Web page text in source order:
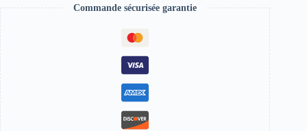
Commande sécurisée garantie